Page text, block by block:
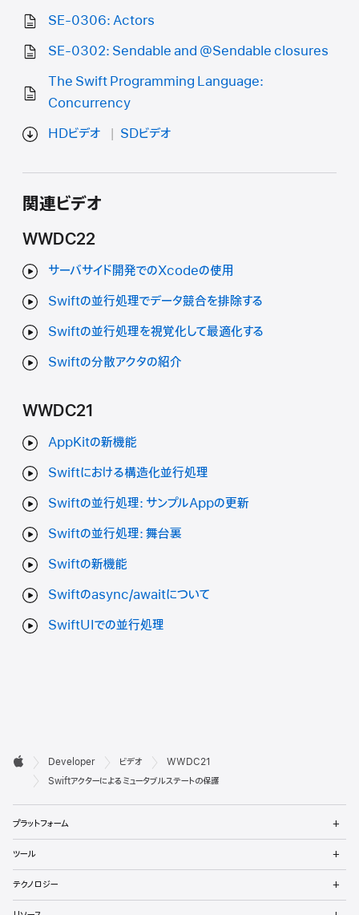
SE-0306: Actors
SE-0302: Sendable and @Sendable closures
The Swift Programming Language:
Concurrency
HDビデオ
SDビデオ
関連ビデオ
WWDC22
サーバサイド開発でのXcodeの使用
Swiftの並行処理でデータ競合を排除する
Swiftの並行処理を視覚化して最適化する
Swiftの分散アクタの紹介
WWDC21
AppKitの新機能
Swiftにおける構造化並行処理
Swiftの並行処理: サンプルAppの更新
Swiftの並行処理: 舞台裏
Swiftの新機能
Swiftのasync/awaitについて
SwiftUIでの並行処理
デ
ロ
ッ
パ
向

Apple
Developer ビデオ
WWDC21
Swiftアクターによるミュータブルステートの保護
プラットフォーム
ュ
を
く
ツール
ュ
を
テクノロジー
ュ